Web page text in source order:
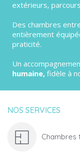
extérieurs,
Des chambres
entièrement
praticité.
Un
humaine, fidèle à
NOS SERVICES
Chambres